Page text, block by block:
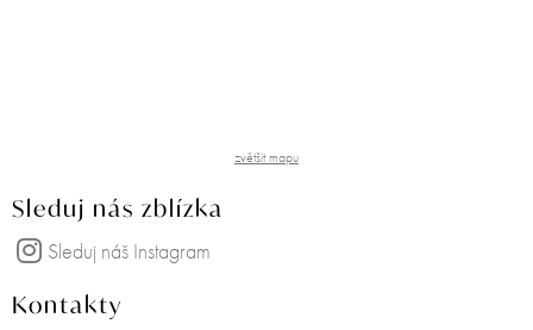
zvětšit mapu
Sleduj nás zblízka
Sleduj náš Instagram
Kontakty